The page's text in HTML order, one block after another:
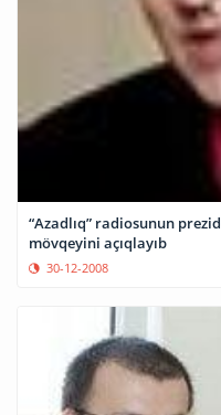
“Azadlıq” radiosunun
mövqeyini açıqlayıb
30-12-2008